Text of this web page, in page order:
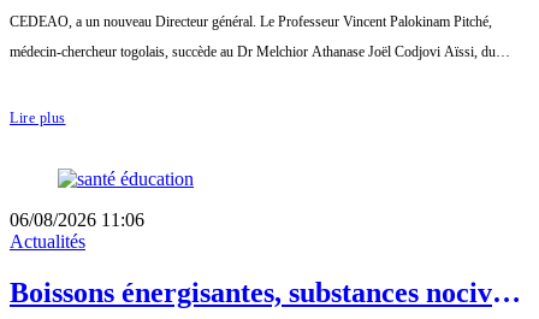
CEDEAO, a un nouveau Directeur général. Le Professeur Vincent Palokinam Pitché,
médecin-chercheur togolais, succède au Dr Melchior Athanase Joël Codjovi Aïssi, du
Lire plus
06/08/2026 11:06
Actualités
Boissons énergisantes, substances nocives